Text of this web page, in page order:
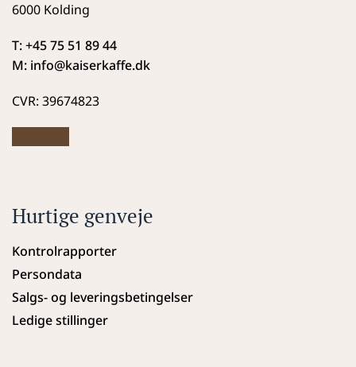
6000 Kolding
T: +45 75 51 89 44
M: info@kaiserkaffe.dk
CVR: 39674823
Hurtige genveje
Kontrolrapporter
Persondata
Salgs- og leveringsbetingelser
Ledige stillinger